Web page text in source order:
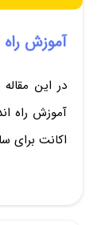
آموزش
در این
آموزش راه
اکانت برای